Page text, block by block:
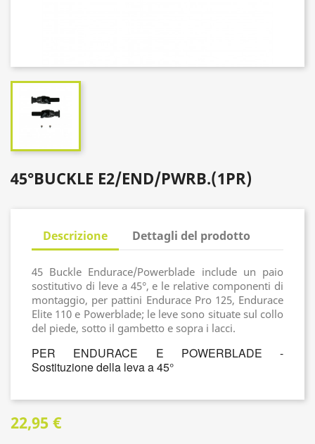
45°BUCKLE E2/END/PWRB.(1PR)
Descrizione Dettagli del prodotto
45 Buckle Endurace/Powerblade include un paio
sostitutivo di leve a 45°, e le relative componenti di
montaggio, per pattini Endurace Pro 125, Endurace
Elite 110 e Powerblade; le leve sono situate sul collo
del piede, sotto il gambetto e sopra i lacci.
PER ENDURACE E POWERBLADE -
Sostituzione della leva a 45°
22,95 €